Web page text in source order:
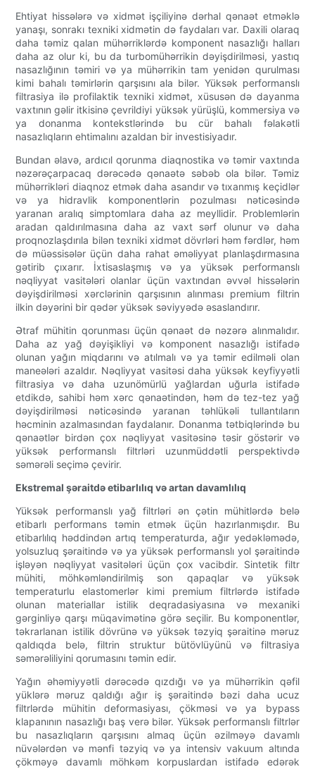
Ehtiyat hissələrə və xidmət işçiliyinə dərhal qənaət etməklə
yanaşı, sonrakı texniki xidmətin də faydaları var. Daxili olaraq
daha təmiz qalan mühərriklərdə komponent nasazlığı halları
daha az olur ki, bu da turbomühərrikin dəyişdirilməsi, yastıq
nasazlığının təmiri və ya mühərrikin tam yenidən qurulması
kimi bahalı təmirlərin qarşısını ala bilər. Yüksək performanslı
filtrasiya ilə profilaktik texniki xidmət, xüsusən də dayanma
vaxtının gəlir itkisinə çevrildiyi yüksək yürüşlü, kommersiya və
ya donanma kontekstlərində bu cür bahalı fəlakətli
nasazlıqların ehtimalını azaldan bir investisiyadır.
Bundan əlavə, ardıcıl qorunma diaqnostika və təmir vaxtında
nəzərəçarpacaq dərəcədə qənaətə səbəb ola bilər. Təmiz
mühərrikləri diaqnoz etmək daha asandır və tıxanmış keçidlər
və ya hidravlik komponentlərin pozulması nəticəsində
yaranan aralıq simptomlara daha az meyllidir. Problemlərin
aradan qaldırılmasına daha az vaxt sərf olunur və daha
proqnozlaşdırıla bilən texniki xidmət dövrləri həm fərdlər, həm
də müəssisələr üçün daha rahat əməliyyat planlaşdırmasına
gətirib çıxarır. İxtisaslaşmış və ya yüksək performanslı
nəqliyyat vasitələri olanlar üçün vaxtından əvvəl hissələrin
dəyişdirilməsi xərclərinin qarşısının alınması premium filtrin
ilkin dəyərini bir qədər yüksək səviyyədə əsaslandırır.
Ətraf mühitin qorunması üçün qənaət də nəzərə alınmalıdır.
Daha az yağ dəyişikliyi və komponent nasazlığı istifadə
olunan yağın miqdarını və atılmalı və ya təmir edilməli olan
maneələri azaldır. Nəqliyyat vasitəsi daha yüksək keyfiyyətli
filtrasiya və daha uzunömürlü yağlardan uğurla istifadə
etdikdə, sahibi həm xərc qənaətindən, həm də tez-tez yağ
dəyişdirilməsi nəticəsində yaranan təhlükəli tullantıların
həcminin azalmasından faydalanır. Donanma tətbiqlərində bu
qənaətlər birdən çox nəqliyyat vasitəsinə təsir göstərir və
yüksək performanslı filtrləri uzunmüddətli perspektivdə
səmərəli seçimə çevirir.
Ekstremal şəraitdə etibarlılıq və artan davamlılıq
Yüksək performanslı yağ filtrləri ən çətin mühitlərdə belə
etibarlı performans təmin etmək üçün hazırlanmışdır. Bu
etibarlılıq həddindən artıq temperaturda, ağır yedəkləmədə,
yolsuzluq şəraitində və ya yüksək performanslı yol şəraitində
işləyən nəqliyyat vasitələri üçün çox vacibdir. Sintetik filtr
mühiti, möhkəmləndirilmiş son qapaqlar və yüksək
temperaturlu elastomerlər kimi premium filtrlərdə istifadə
olunan materiallar istilik deqradasiyasına və mexaniki
gərginliyə qarşı müqavimətinə görə seçilir. Bu komponentlər,
təkrarlanan istilik dövrünə və yüksək təzyiq şəraitinə məruz
qaldıqda belə, filtrin struktur bütövlüyünü və filtrasiya
səmərəliliyini qorumasını təmin edir.
Yağın əhəmiyyətli dərəcədə qızdığı və ya mühərrikin qəfil
yüklərə məruz qaldığı ağır iş şəraitində bəzi daha ucuz
filtrlərdə mühitin deformasiyası, çökməsi və ya bypass
klapanının nasazlığı baş verə bilər. Yüksək performanslı filtrlər
bu nasazlıqların qarşısını almaq üçün əzilməyə davamlı
nüvələrdən və mənfi təzyiq və ya intensiv vakuum altında
çökməyə davamlı möhkəm korpuslardan istifadə edərək